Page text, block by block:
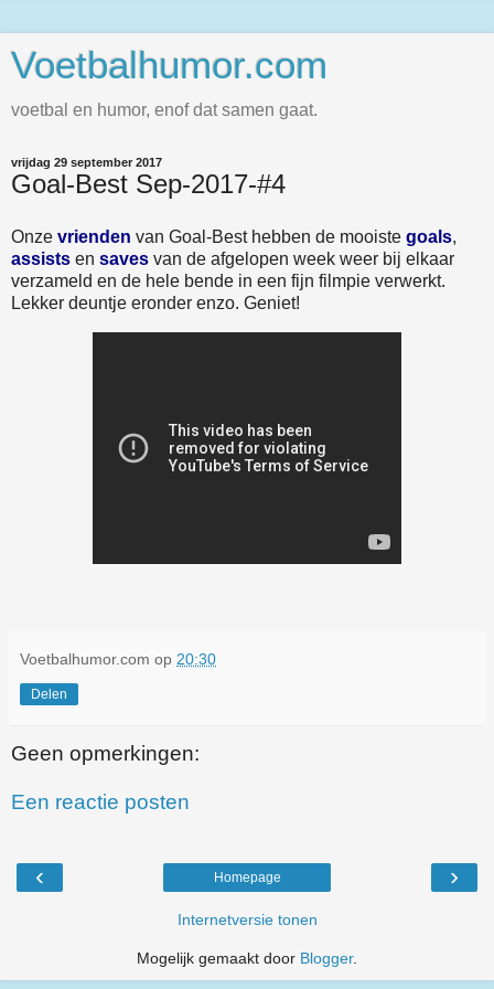
Voetbalhumor.com
voetbal en humor, enof dat samen gaat.
vrijdag 29 september 2017
Goal-Best Sep-2017-#4
Onze vrienden van Goal-Best hebben de mooiste goals,
assists en saves van de afgelopen week weer bij elkaar
verzameld en de hele bende in een fijn filmpie verwerkt.
Lekker deuntje eronder enzo. Geniet!
Voetbalhumor.com op 20:30
Delen
Geen opmerkingen:
Een reactie posten
‹ ›
Homepage
Internetversie tonen
Mogelijk gemaakt door Blogger.